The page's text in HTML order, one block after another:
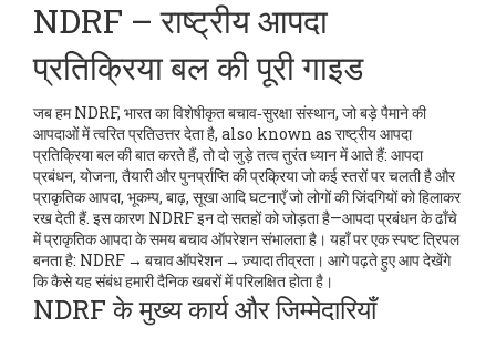
NDRF – राष्ट्रीय आपदा
प्रतिक्रिया बल की पूरी गाइड
जब हमNDRF, भारत का विशेषीकृत बचाव‑सुरक्षा संस्थान, जो बड़े पैमाने की
आपदाओं में त्वरित प्रतिउत्तर देता है, also known as राष्ट्रीय आपदा
प्रतिक्रिया बलकी बात करते हैं, तो दो जुड़े तत्व तुरंत ध्यान में आते हैं: आपदा
प्रबंधन, योजना, तैयारी और पुनर्प्राप्ति की प्रक्रिया जो कई स्तरों पर चलती हैऔर
प्राकृतिक आपदा, भूकम्प, बाढ़, सूखा आदि घटनाएँ जो लोगों की जिंदगियों को हिलाकर
रख देती हैं. इस कारण NDRF इन दो सतहों को जोड़ता है—आपदा प्रबंधन के ढाँचे
में प्राकृतिक आपदा के समय बचाव ऑपरेशन संभालता है। यहाँ पर एक स्पष्ट त्रिपल
बनता है: NDRF → बचाव ऑपरेशन → ज़्यादा तीव्रता। आगे पढ़ते हुए आप देखेंगे
कि कैसे यह संबंध हमारी दैनिक खबरों में परिलक्षित होता है।
NDRF के मुख्य कार्य और जिम्मेदारियाँ